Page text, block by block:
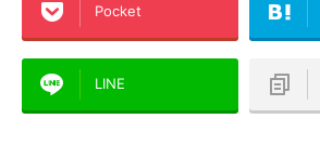
Pocket
LINE